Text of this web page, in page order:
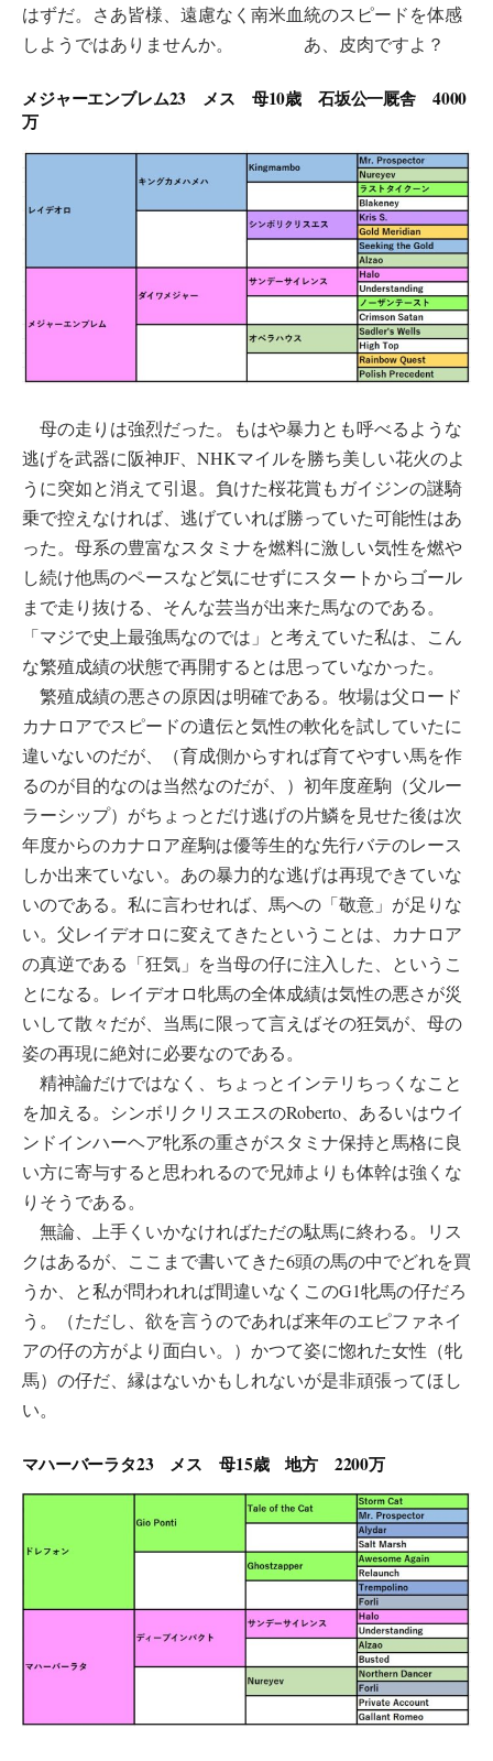
はずだ。さあ皆様、遠慮なく南米血統のスピードを体感
しようではありませんか。 あ、皮肉ですよ？
メジャーエンブレム23 メス 母10歳 石坂公一厩舎 4000
万
母の走りは強烈だった。もはや暴力とも呼べるような
逃げを武器に阪神JF、NHKマイルを勝ち美しい花火のよ
うに突如と消えて引退。負けた桜花賞もガイジンの謎騎
乗で控えなければ、逃げていれば勝っていた可能性はあ
った。母系の豊富なスタミナを燃料に激しい気性を燃や
し続け他馬のペースなど気にせずにスタートからゴール
まで走り抜ける、そんな芸当が出来た馬なのである。
「マジで史上最強馬なのでは」と考えていた私は、こん
な繁殖成績の状態で再開するとは思っていなかった。
繁殖成績の悪さの原因は明確である。牧場は父ロード
カナロアでスピードの遺伝と気性の軟化を試していたに
違いないのだが、（育成側からすれば育てやすい馬を作
るのが目的なのは当然なのだが、）初年度産駒（父ルー
ラーシップ）がちょっとだけ逃げの片鱗を見せた後は次
年度からのカナロア産駒は優等生的な先行バテのレース
しか出来ていない。あの暴力的な逃げは再現できていな
いのである。私に言わせれば、馬への「敬意」が足りな
い。父レイデオロに変えてきたということは、カナロア
の真逆である「狂気」を当母の仔に注入した、というこ
とになる。レイデオロ牝馬の全体成績は気性の悪さが災
いして散々だが、当馬に限って言えばその狂気が、母の
姿の再現に絶対に必要なのである。
精神論だけではなく、ちょっとインテリちっくなこと
を加える。シンボリクリスエスのRoberto、あるいはウイ
ンドインハーヘア牝系の重さがスタミナ保持と馬格に良
い方に寄与すると思われるので兄姉よりも体幹は強くな
りそうである。
無論、上手くいかなければただの駄馬に終わる。リス
クはあるが、ここまで書いてきた6頭の馬の中でどれを買
うか、と私が問われれば間違いなくこのG1牝馬の仔だろ
う。（ただし、欲を言うのであれば来年のエピファネイ
アの仔の方がより面白い。）かつて姿に惚れた女性（牝
馬）の仔だ、縁はないかもしれないが是非頑張ってほし
い。
マハーバーラタ23 メス 母15歳 地方 2200万